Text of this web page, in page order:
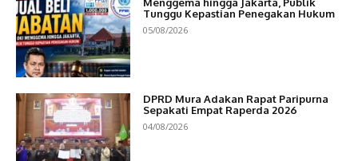
Menggema hingga Jakarta, Publik
Tunggu Kepastian Penegakan Hukum
05/08/2026
DPRD Mura Adakan Rapat Paripurna
Sepakati Empat Raperda 2026
04/08/2026